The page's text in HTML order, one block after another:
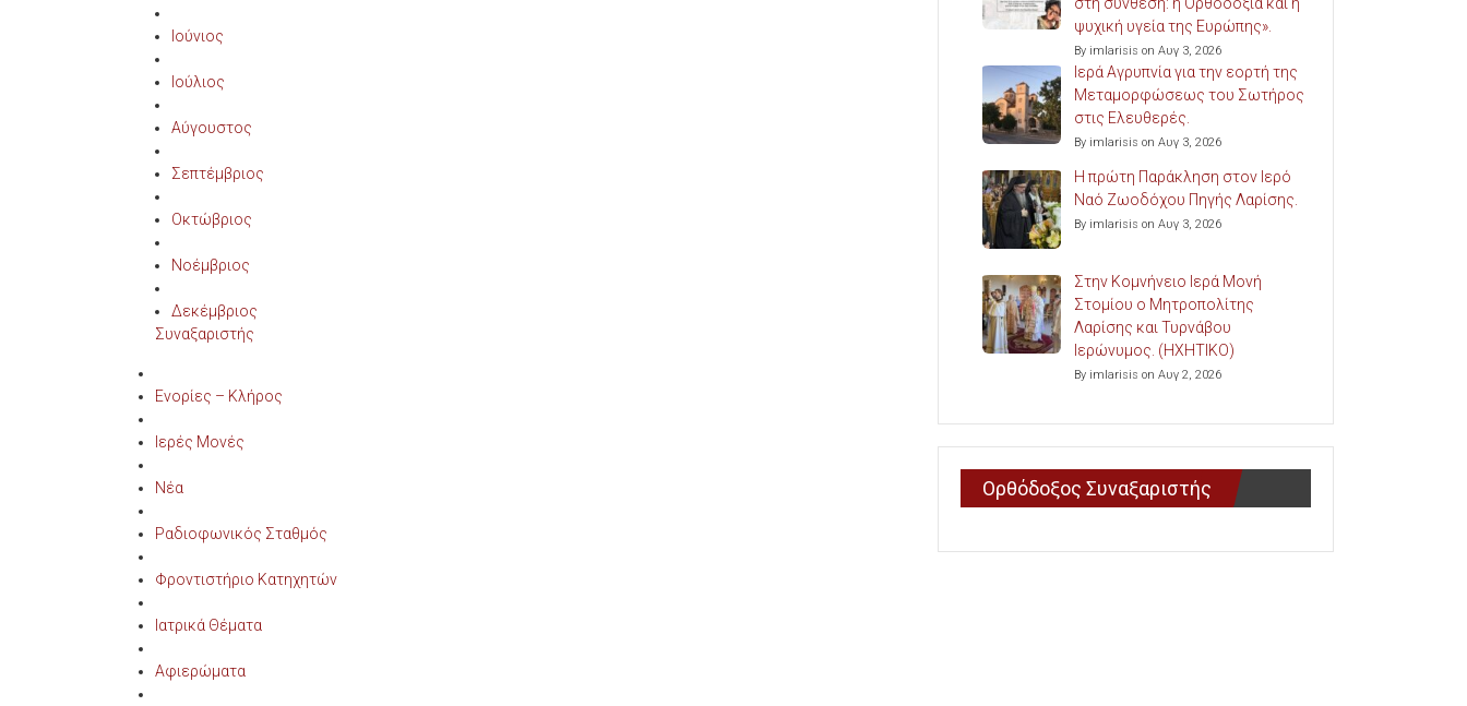
Ιούνιος
Ιούλιος
Αύγουστος
Σεπτέμβριος
Οκτώβριος
Νοέμβριος
Δεκέμβριος
Συναξαριστής
Ενορίες – Κλήρος
Ιερές Μονές
Νέα
Ραδιοφωνικός Σταθμός
Φροντιστήριο Κατηχητών
Ιατρικά Θέματα
Αφιερώματα
ψυχική υγεία της Ευρώπης».
By imlarisis on Αυγ 3, 2026
Ιερά Αγρυπνία για την εορτή της
Μεταμορφώσεως του Σωτήρος
στις Ελευθερές.
By imlarisis on Αυγ 3, 2026
Η πρώτη Παράκληση στον Ιερό
Ναό Ζωοδόχου Πηγής Λαρίσης.
By imlarisis on Αυγ 3, 2026
Στην Κομνήνειο Ιερά Μονή
Στομίου ο Μητροπολίτης
Λαρίσης και Τυρνάβου
Ιερώνυμος. (ΗΧΗΤΙΚΟ)
By imlarisis on Αυγ 2, 2026
Ορθόδοξος Συναξαριστής